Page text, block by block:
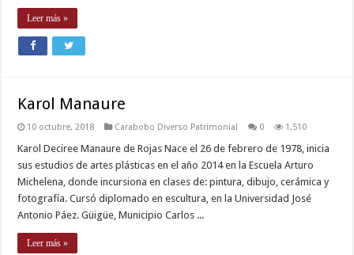
Leer más »
Karol Manaure
10 octubre, 2018 Carabobo Diverso Patrimonial 0 1,510
Karol Deciree Manaure de Rojas Nace el 26 de febrero de 1978, inicia
sus estudios de artes plásticas en el año 2014 en la Escuela Arturo
Michelena, donde incursiona en clases de: pintura, dibujo, cerámica y
fotografía. Cursó diplomado en escultura, en la Universidad José
Antonio Páez. Güigüe, Municipio Carlos ...
Leer más »